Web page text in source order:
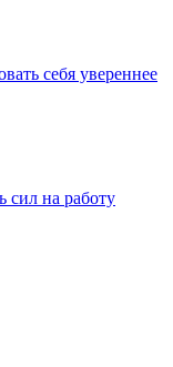
себя увереннее
сил на работу